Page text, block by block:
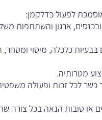
לפעול כדלקמן:
ארגון והשתתפות
בבעיות כלכלה, מיסוי
מטרותיה.
כשר לכל זכות ופעולה
או טובות הנאה בכל צורה